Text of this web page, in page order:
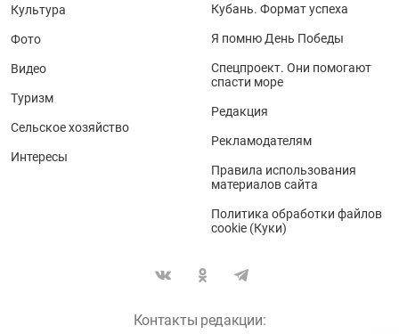
Культура
Фото
Видео
Туризм
Сельское хозяйство
Интересы
Кубань. Формат успеха
Я помню День Победы
Спецпроект. Они помогают
спасти море
Редакция
Рекламодателям
Правила использования
материалов сайта
Политика обработки файлов
cookie (Куки)
Контакты редакции: